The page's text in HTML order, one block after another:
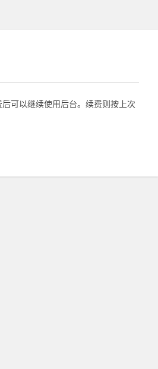
可以继续使用后台。续费则按上次